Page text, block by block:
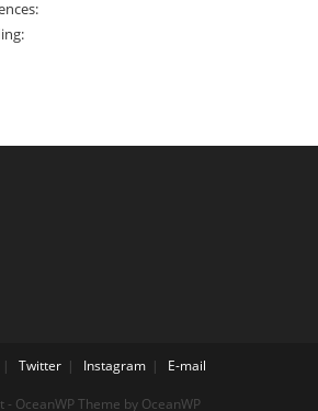
Twitter Instagram E-mail
- OceanWP Theme by OceanWP